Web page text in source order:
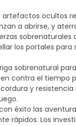
a abrirse, y
los portales
sobrenatural
contra el
y
éxito las
rápidos. Los